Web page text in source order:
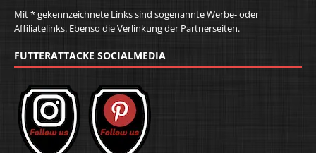
Mit * gekennzeichnete Links sind sogenannte Werbe- oder
Affiliatelinks. Ebenso die Verlinkung der Partnerseiten.
FUTTERATTACKE SOCIALMEDIA